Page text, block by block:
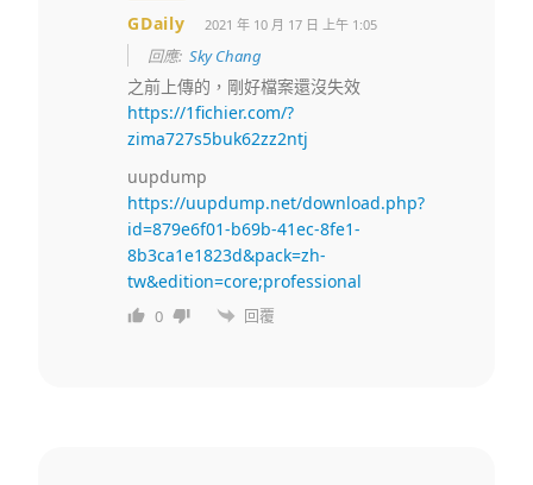
GDaily 2021 年 10 月 17 日 上午 1:05
回應:Sky Chang
之前上傳的，剛好檔案還沒失效
https://1fichier.com/?
zima727s5buk62zz2ntj
uupdump
https://uupdump.net/download.php?
id=879e6f01-b69b-41ec-8fe1-
8b3ca1e1823d&pack=zh-
tw&edition=core;professional
0 回覆